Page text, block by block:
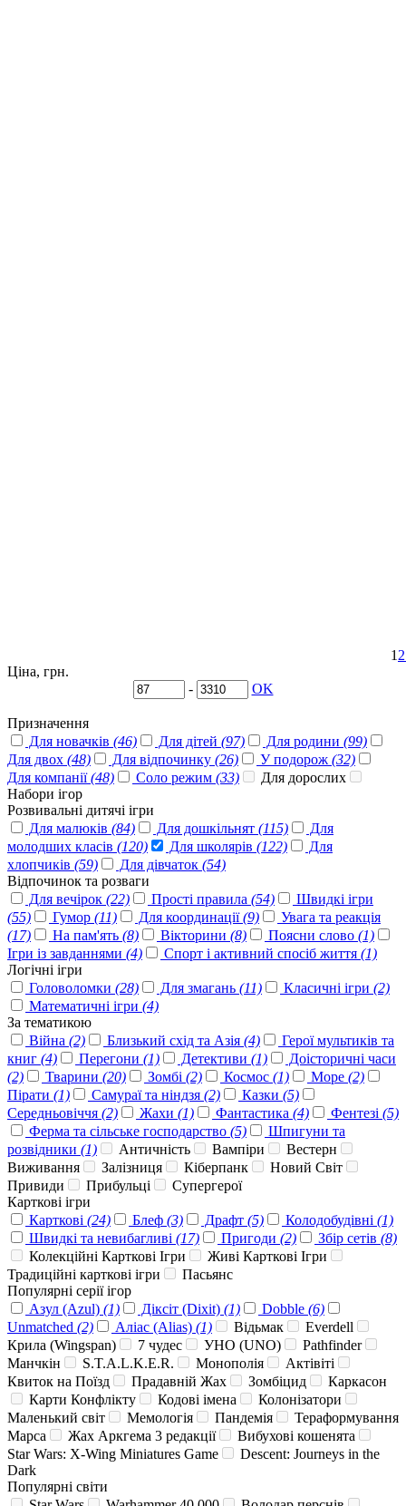
1 2
Ціна, грн.
-
OK
Призначення
Для новачків (46) Для дітей (97) Для родини (99)
Для двох (48) Для відпочинку (26) У подорож (32)
Для компанії(48) Соло режим (33)
Для дорослих
Набори ігор
Розвивальні дитячі ігри
Для малюків (84) Для дошкільнят (115)
Для
молодших класів (120) Для школярів (122)
Для
хлопчиків (59) Для дівчаток (54)
Відпочинок та розваги
Для вечірок (22) Прості правила (54)
Швидкі ігри
(55)
Гумор (11) Для координації(9)
Увага та реакція
(17)
На пам'ять (8) Вікторини (8) Поясни слово (1)
Ігри із завданнями (4) Спорт і активний спосіб життя (1)
Логічні ігри
Головоломки (28) Для змагань (11) Класичні ігри (2)
Математичні ігри (4)
За тематикою
Війна (2) Близький схід та Азія (4)
Герої мультиків та
книг (4) Перегони (1) Детективи (1)
Доісторичні часи
(2)
Тварини (20) Зомбі (2) Космос (1) Море (2)
Пірати (1) Самураї та ніндзя (2) Казки (5)
Середньовіччя (2) Жахи (1) Фантастика (4) Фентезі (5)
Ферма та сільське господарство (5)
Шпигуни та
розвідники (1) Античність Вампіри
Вестерн
Виживання
Залізниця Кіберпанк
Новий Світ
Привиди
Прибульці
Супергерої
Карткові ігри
Карткові (24) Блеф (3) Драфт (5) Колодобудівні (1)
Швидкі та невибагливі (17) Пригоди (2) Збір сетів (8)
Колекційні Карткові Ігри
Живі Карткові Ігри
Традиційні карткові ігри
Пасьянс
Популярні серії ігор
Азул (Azul) (1) Діксіт (Dixit) (1) Dobble (6)
Unmatched (2) Аліас (Alias) (1) Відьмак
Everdell
Крила (Wingspan)
7 чудес УНО (UNO)
Pathfinder
Манчкін
S.T.A.L.K.E.R. Монополія
Актівіті
Квиток на Поїзд
Прадавній Жах Зомбіцид
Каркасон
Карти Конфлікту
Кодові імена
Колонізатори
Маленький світ
Мемологія Пандемія
Тераформування
Марса
Жах Аркгема 3 редакції
Вибухові кошенята
Star Wars: X-Wing Miniatures Game
Descent: Journeys in the
Dark
Популярні світи